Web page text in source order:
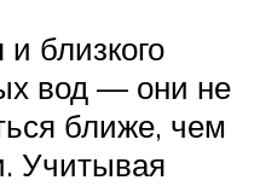
близкого
вод — они не
ближе, чем
Учитывая